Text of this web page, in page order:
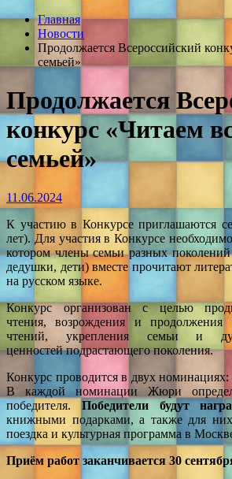
Главная
Новости
Продолжается Всероссийский
семьей»
Продолжается
конкурс «Читаем
семьей»
11.06.2024
К участию в Конкурсе приглашаются
лет). Для участия в Конкурсе
котором члены семьи разных
дедушки, дети) вместе прочитают
на русском языке.
Конкурс организован с целью
чтения, возрождения и продолжения
чтений, укрепления семьи и
ценностей подрастающего поколения.
Конкурс проводится в двух
В каждой номинации Жюри
победителя. Победители будут
книжными подарками, а также для них
поездка и культурная программа в
Приём работ заканчивается 30